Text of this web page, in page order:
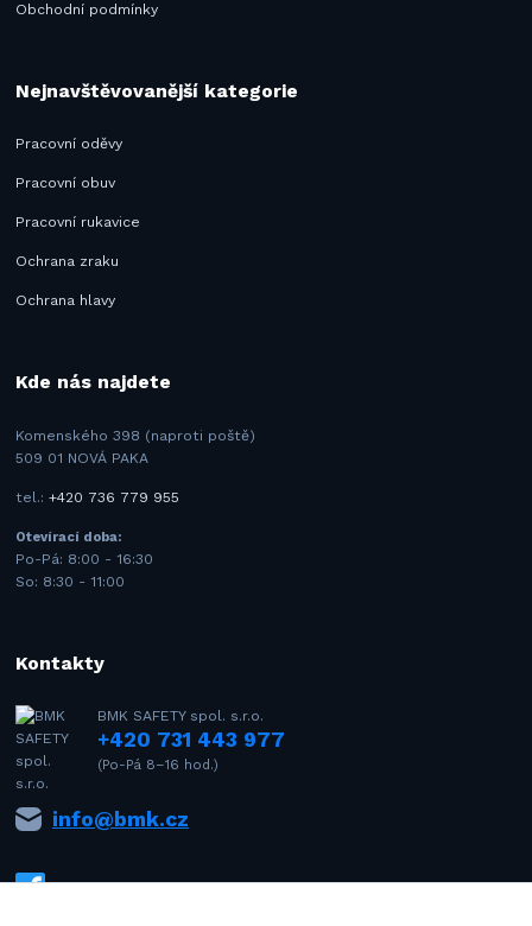
Obchodní podmínky
Nejnavštěvovanější kategorie
Pracovní oděvy
Pracovní obuv
Pracovní rukavice
Ochrana zraku
Ochrana hlavy
Kde nás najdete
Komenského 398 (naproti poště)
509 01 NOVÁ PAKA
tel.:+420 736 779 955
Otevírací doba:
Po-Pá: 8:00 - 16:30
So: 8:30 - 11:00
Kontakty
BMK SAFETY spol. s.r.o.
+420 731 443 977
(Po-Pá 8–16 hod.)
info@bmk.cz